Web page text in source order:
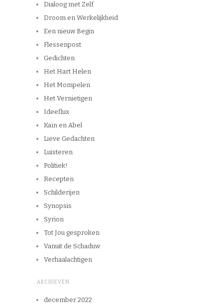
Dialoog met Zelf
Droom en Werkelijkheid
Een nieuw Begin
Flessenpost
Gedichten
Het Hart Helen
Het Mompelen
Het Vernietigen
Ideeflux
Kaïn en Abel
Lieve Gedachten
Luisteren
Politiek!
Recepten
Schilderijen
Synopsis
Syrion
Tot Jou gesproken
Vanuit de Schaduw
Verhaalachtigen
ARCHIEVEN
december 2022